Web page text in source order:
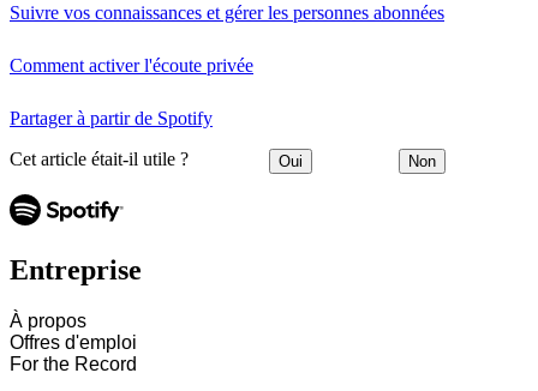
Suivre vos connaissances et gérer les personnes abonnées
Comment activer l'écoute privée
Partager à partir de Spotify
Cet article était-il utile ? Oui Non
Entreprise
À propos
Offres d'emploi
For the Record